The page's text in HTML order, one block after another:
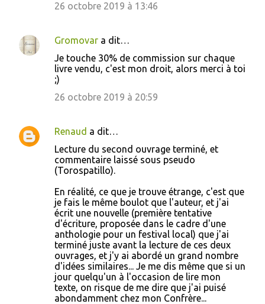
26 octobre 2019 à 13:46
Gromovar a dit…
Je touche 30% de commission sur chaque
livre vendu, c'est mon droit, alors merci à toi
;)
26 octobre 2019 à 20:59
Renaud a dit…
Lecture du second ouvrage terminé, et
commentaire laissé sous pseudo
(Torospatillo).
En réalité, ce que je trouve étrange, c'est que
je fais le même boulot que l'auteur, et j'ai
écrit une nouvelle (première tentative
d'écriture, proposée dans le cadre d'une
anthologie pour un festival local) que j'ai
terminé juste avant la lecture de ces deux
ouvrages, et j'y ai abordé un grand nombre
d'idées similaires... Je me dis même que si un
jour quelqu'un à l'occasion de lire mon
texte, on risque de me dire que j'ai puisé
abondamment chez mon Confrère...